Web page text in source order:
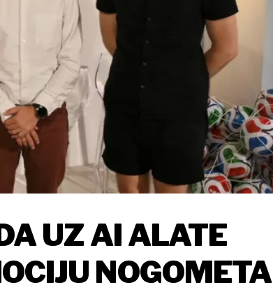
UZ AI ALATE
NOGOMETA